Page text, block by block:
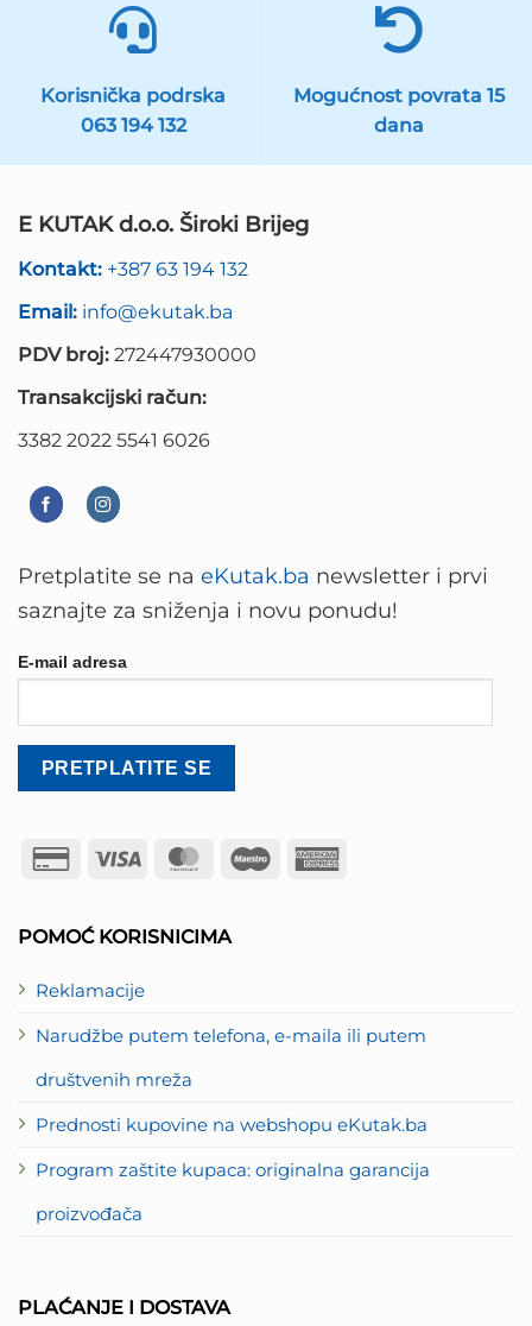
Korisnička podrska
063 194 132
Mogućnost povrata 15
dana
E KUTAK d.o.o. Široki Brijeg
Kontakt: +387 63 194 132
Email: info@ekutak.ba
PDV broj: 272447930000
Transakcijski račun:
3382 2022 5541 6026
POMOĆ KORISNICIMA
Reklamacije
Narudžbe putem telefona, e-maila ili putem
društvenih mreža
Prednosti kupovine na webshopu eKutak.ba
Program zaštite kupaca: originalna garancija
proizvođača
PLAĆANJE I DOSTAVA
Pretplatite se na eKutak.ba newsletter i prvi
saznajte za sniženja i novu ponudu!
E-mail adresa
Credit
Visa MasterCard
Maestro